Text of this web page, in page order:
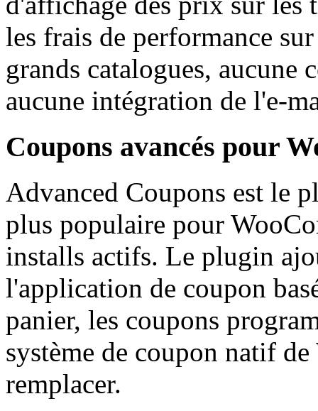
les frais de performance
grands catalogues,
aucune intégration de l'e-
Coupons avancés pour
Advanced Coupons est le
plus populaire pour
installs actifs. Le plugin
l'application de coupon
panier, les coupons
système de coupon natif
remplacer.